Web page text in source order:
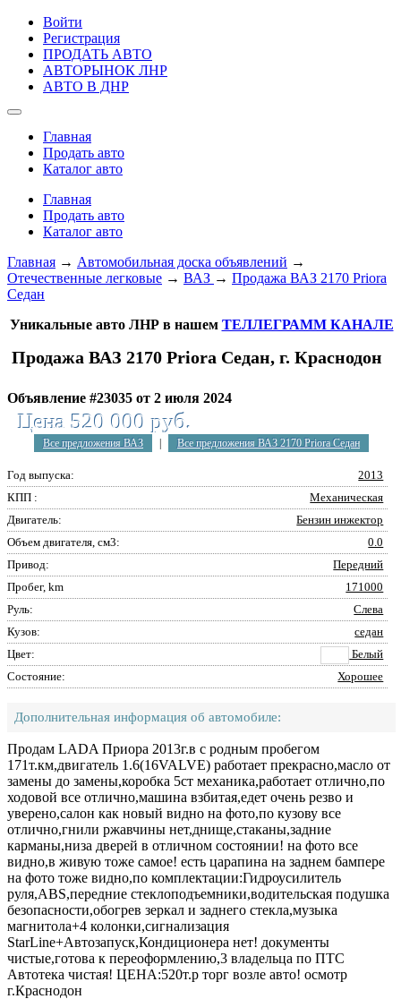
Войти
Регистрация
ПРОДАТЬ АВТО
АВТОРЫНОК ЛНР
АВТО В ДНР
Главная
Продать авто
Каталог авто
Главная
Продать авто
Каталог авто
Главная → Автомобильная доска объявлений →
Отечественные легковые → ВАЗ → Продажа ВАЗ 2170 Priora
Седан
Уникальные авто ЛНР в нашем ТЕЛЛЕГРАММ КАНАЛЕ
Продажа ВАЗ 2170 Priora Седан, г. Краснодон
Объявление #23035 от 2 июля 2024
Цена 520 000 руб.
Все предложения ВАЗ Все предложения ВАЗ 2170 Priora Седан
Год выпуска:
2013
КПП :
Механическая
Двигатель:
Бензин инжектор
Объем двигателя, см3:
0.0
Привод:
Передний
Пробег, km
171000
Руль:
Слева
Кузов:
седан
Цвет:
Белый
Состояние:
Хорошее
Дополнительная информация об автомобиле:
Продам LADA Приора 2013г.в с родным пробегом
171т.км,двигатель 1.6(16VALVE) работает прекрасно,масло от
замены до замены,коробка 5ст механика,работает отлично,по
ходовой все отлично,машина взбитая,едет очень резво и
уверено,салон как новый видно на фото,по кузову все
отлично,гнили ржавчины нет,днище,стаканы,задние
карманы,низа дверей в отличном состоянии! на фото все
видно,в живую тоже самое! есть царапина на заднем бампере
на фото тоже видно,по комплектации:Гидроусилитель
руля,ABS,передние стеклоподъемники,водительская подушка
безопасности,обогрев зеркал и заднего стекла,музыка
магнитола+4 колонки,сигнализация
StarLine+Автозапуск,Кондиционера нет! документы
чистые,готова к переоформлению,3 владельца по ПТС
Автотека чистая! ЦЕНА:520т.р торг возле авто! осмотр
г.Краснодон